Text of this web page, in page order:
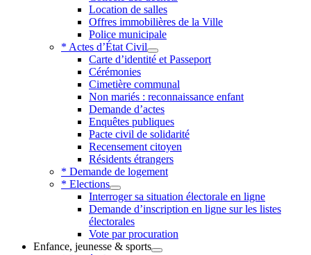
Location de salles
Offres immobilières de la Ville
Police municipale
* Actes d’État Civil
Carte d’identité et Passeport
Cérémonies
Cimetière communal
Non mariés : reconnaissance enfant
Demande d’actes
Enquêtes publiques
Pacte civil de solidarité
Recensement citoyen
Résidents étrangers
* Demande de logement
* Elections
Interroger sa situation électorale en ligne
Demande d’inscription en ligne sur les listes
électorales
Vote par procuration
Enfance, jeunesse & sports